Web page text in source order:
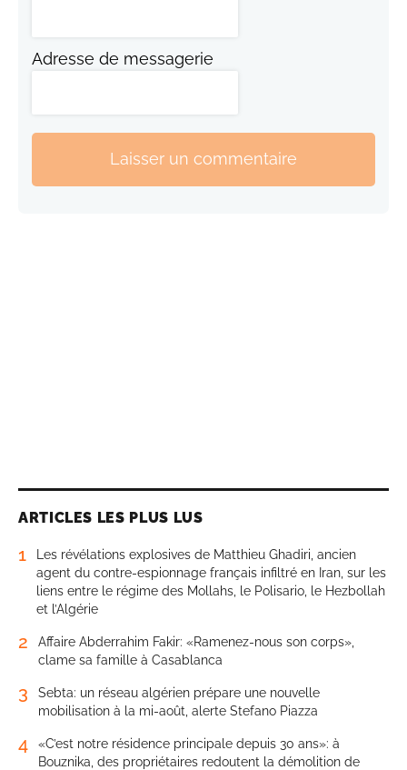
Adresse de messagerie
Laisser un commentaire
ARTICLES LES PLUS LUS
1
Les révélations explosives de Matthieu Ghadiri, ancien
agent du contre-espionnage français infiltré en Iran, sur les
liens entre le régime des Mollahs, le Polisario, le Hezbollah
et l’Algérie
2
Affaire Abderrahim Fakir: «Ramenez-nous son corps»,
clame sa famille à Casablanca
3
Sebta: un réseau algérien prépare une nouvelle
mobilisation à la mi-août, alerte Stefano Piazza
4
«C’est notre résidence principale depuis 30 ans»: à
Bouznika, des propriétaires redoutent la démolition de